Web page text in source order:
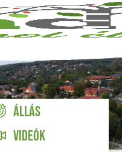
ÁLLÁS
VIDEÓK